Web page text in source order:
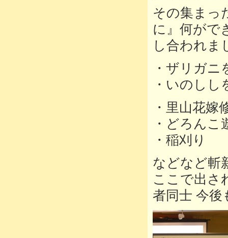
その集まっ
に』何がで
し合われま
・ザリガ
・いのし
・里山花嫁
・どろんこ
・稲刈り
などなど斬
ここで出さ
者同士 今